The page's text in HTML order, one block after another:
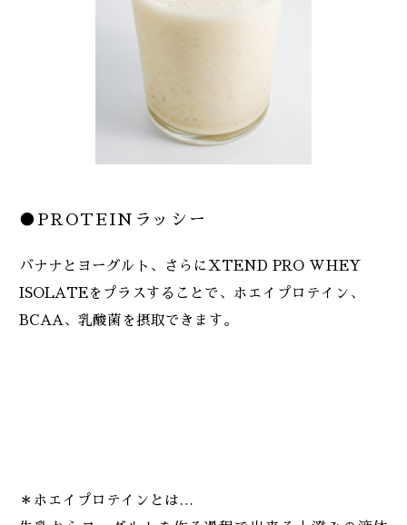
●PROTEINラッシー
バナナとヨーグルト、さらにXTEND PRO WHEY
ISOLATEをプラスすることで、ホエイプロテイン、
BCAA、乳酸菌を摂取できます。
＊ホエイプロテインとは…